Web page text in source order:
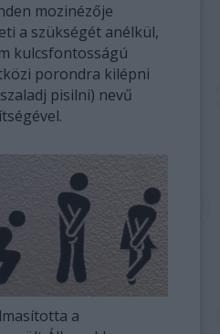
mozinézője
a szükségét anélkül,
kulcsfontosságú
porondra kilépni
pisilni) nevű
a